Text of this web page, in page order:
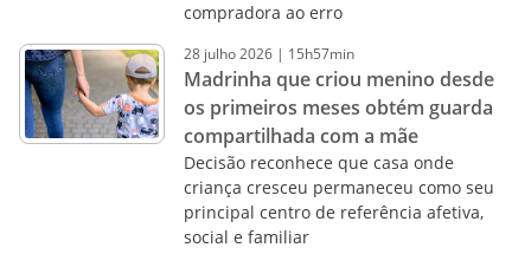
compradora ao erro
28 julho2026 | 15h57min
Madrinha que criou menino desde
os primeiros meses obtém guarda
compartilhada com a mãe
Decisão reconhece que casa onde
criança cresceu permaneceu como seu
principal centro de referência afetiva,
social e familiar